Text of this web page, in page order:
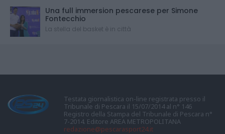
Una full immersion pescarese per Simone
Fontecchio
La stella del basket è in città
Testata giornalistica on-line registrata presso il
Tribunale di Pescara il 15/07/2014 al n° 146
Registro della Stampa del Tribunale di Pescara n°
7-2014. Editore AREA METROPOLITANA
redazione@pescarasport24.it